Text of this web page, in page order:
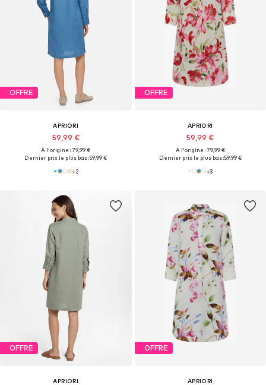
OFFRE
APRIORI
59,99 €
À l'origine : 79,99 €
Dernier prix le plus bas :59,99 €
+2
OFFRE
APRIORI
59,99 €
À l'origine : 79,99 €
Dernier prix le plus bas :59,99 €
+3
OFFRE
APRIORI
OFFRE
APRIORI